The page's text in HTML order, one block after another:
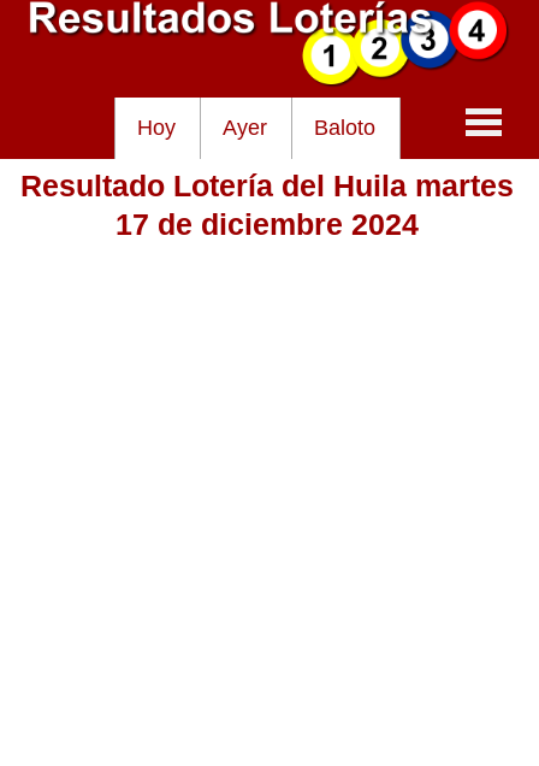
Hoy Ayer Baloto
Baloto
Resultado Lotería del Huila martes
17 de diciembre 2024